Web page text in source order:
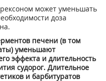
может уменьшать
доза
печени (в том
уменьшают
эффекта и длительность
судорог. Длительное
и барбитуратов